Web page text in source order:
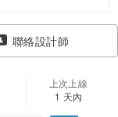
聯絡設計師
上次上線
1 天內